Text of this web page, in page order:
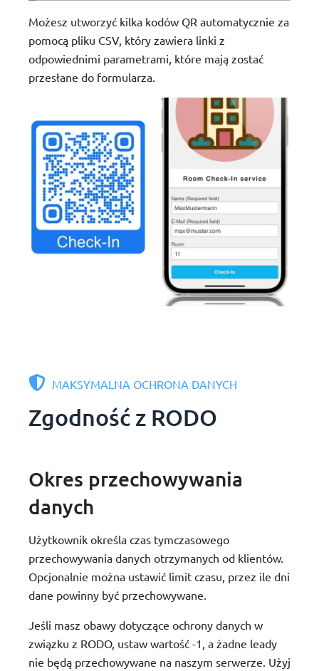
Możesz utworzyć kilka kodów QR automatycznie za
pomocą pliku CSV, który zawiera linki z
odpowiednimi parametrami, które mają zostać
przesłane do formularza.
MAKSYMALNA OCHRONA DANYCH
Zgodność z RODO
Okres przechowywania
danych
Użytkownik określa czas tymczasowego
przechowywania danych otrzymanych od klientów.
Opcjonalnie można ustawić limit czasu, przez ile dni
dane powinny być przechowywane.
Jeśli masz obawy dotyczące ochrony danych w
związku z RODO, ustaw wartość -1, a żadne leady
nie będą przechowywane na naszym serwerze. Użyj